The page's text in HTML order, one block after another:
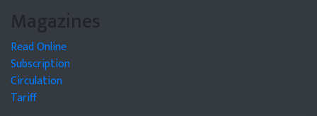
Magazines
Read Online
Subscription
Circulation
Tariff